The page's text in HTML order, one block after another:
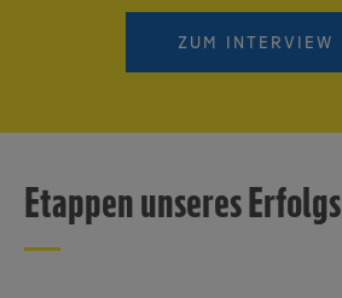
ZUM INTERVIEW
Etappen unseres Erfolgs